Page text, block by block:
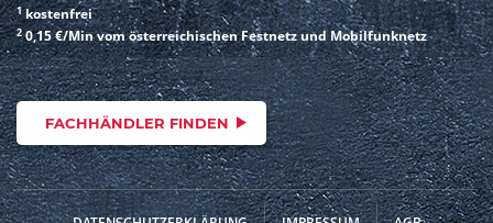
1kostenfrei
20,15 €/Min vom österreichischen Festnetz und Mobilfunknetz
FACHHÄNDLER FINDEN